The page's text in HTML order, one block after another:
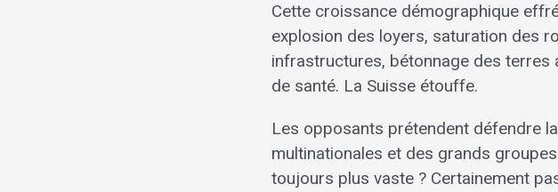
Cette croissance démographique
explosion des loyers, saturation des
infrastructures, bétonnage des
de santé. La Suisse étouffe.
Les opposants prétendent défendre
multinationales et des grands
toujours plus vaste ? Certainement